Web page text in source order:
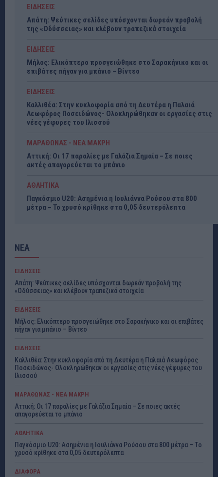
ΕΙΔΗΣΕΙΣ
Απάτη: Ψεύτικες σελίδες υπόσχονται δωρεάν προβολή
της «Οδύσσειας» και κλέβουν τραπεζικά στοιχεία
ΕΙΔΗΣΕΙΣ
Μήλος: Ελικόπτερο προσγειώθηκε στο Σαρακήνικο και οι
επιβάτες πήγαν για μπάνιο – Βίντεο
ΕΙΔΗΣΕΙΣ
Καλλιθέα: Στην κυκλοφορία από τη Δευτέρα η Παλαιά
Λεωφόρος Ποσειδώνος- Ολοκληρώθηκαν οι εργασίες στις
νέες γέφυρες του Ιλισσού
ΜΑΡΑΘΩΝΑΣ - ΝΕΑ ΜΑΚΡΗ
Αττική: Οι 17 παραλίες με Γαλάζια Σημαία – Σε ποιες
ακτές απαγορεύεται το μπάνιο
ΑΘΛΗΤΙΚΑ
Παγκόσμιο U20: Ασημένια η Ιουλιάννα Ρούσου στα 800
μέτρα – Το χρυσό κρίθηκε στα 0,05 δευτερόλεπτα
ΝΕΑ
ΕΙΔΗΣΕΙΣ
Απάτη: Ψεύτικες σελίδες υπόσχονται δωρεάν προβολή της
«Οδύσσειας» και κλέβουν τραπεζικά στοιχεία
ΕΙΔΗΣΕΙΣ
Μήλος: Ελικόπτερο προσγειώθηκε στο Σαρακήνικο και οι επιβάτες
πήγαν για μπάνιο – Βίντεο
ΕΙΔΗΣΕΙΣ
Καλλιθέα: Στην κυκλοφορία από τη Δευτέρα η Παλαιά Λεωφόρος
Ποσειδώνος- Ολοκληρώθηκαν οι εργασίες στις νέες γέφυρες του
Ιλισσού
ΜΑΡΑΘΩΝΑΣ - ΝΕΑ ΜΑΚΡΗ
Αττική: Οι 17 παραλίες με Γαλάζια Σημαία – Σε ποιες ακτές
απαγορεύεται το μπάνιο
ΑΘΛΗΤΙΚΑ
Παγκόσμιο U20: Ασημένια η Ιουλιάννα Ρούσου στα 800 μέτρα – Το
χρυσό κρίθηκε στα 0,05 δευτερόλεπτα
ΔΙΑΦΟΡΑ